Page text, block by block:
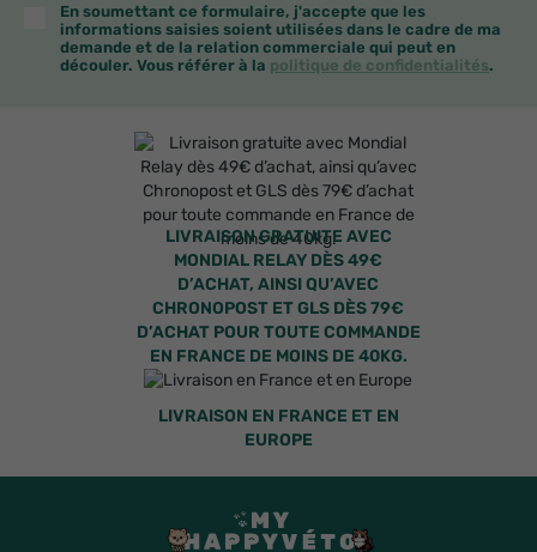
LIVRAISON GRATUITE AVEC
MONDIAL RELAY DÈS 49€
D’ACHAT, AINSI QU’AVEC
CHRONOPOST ET GLS DÈS 79€
D’ACHAT POUR TOUTE COMMANDE
EN FRANCE DE MOINS DE 40KG.
LIVRAISON EN FRANCE ET EN
EUROPE
En soumettant ce formulaire, j'accepte que les
informations saisies soient utilisées dans le cadre de ma
demande et de la relation commerciale qui peut en
découler. Vous référer à la politique de confidentialités.